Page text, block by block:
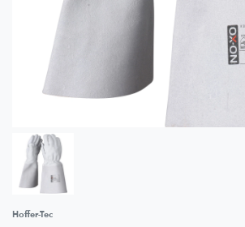
Hoffer-Tec